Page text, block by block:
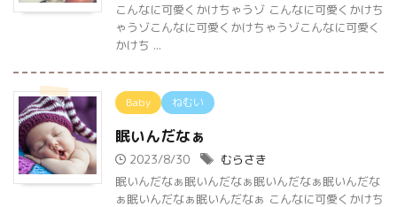
こんなに可愛くかけちゃうゾ こんなに可愛くかけち
ゃうゾこんなに可愛くかけちゃうゾこんなに可愛く
かけち ...
Baby ねむい
眠いんだなぁ
2023/8/30
むらさき
眠いんだなぁ眠いんだなぁ眠いんだなぁ眠いんだな
ぁ眠いんだなぁ眠いんだなぁ こんなに可愛くかけち